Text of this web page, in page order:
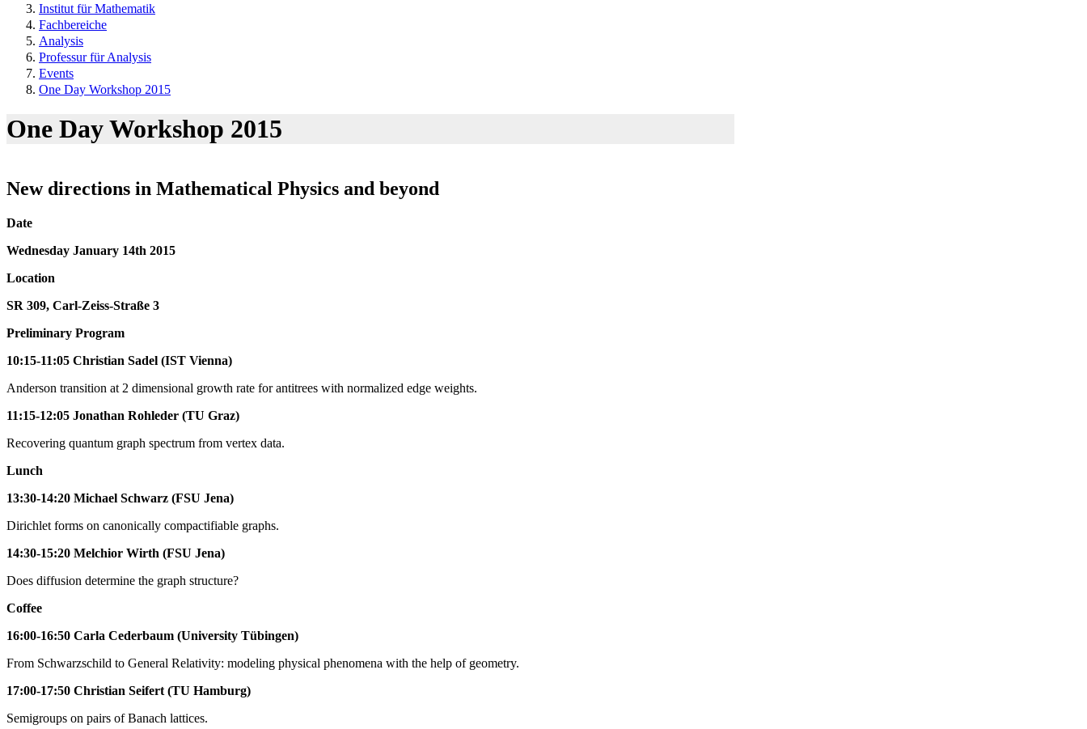
Institut für Mathematik
Fachbereiche
Analysis
Professur für Analysis
Events
One Day Workshop 2015
One Day Workshop 2015
New directions in Mathematical Physics and beyond
Date
Wednesday January 14th 2015
Location
SR 309, Carl-Zeiss-Straße 3
Preliminary Program
10:15-11:05 Christian Sadel (IST Vienna)
Anderson transition at 2 dimensional growth rate for antitrees with normalized edge weights.
11:15-12:05 Jonathan Rohleder (TU Graz)
Recovering quantum graph spectrum from vertex data.
Lunch
13:30-14:20 Michael Schwarz (FSU Jena)
Dirichlet forms on canonically compactifiable graphs.
14:30-15:20 Melchior Wirth (FSU Jena)
Does diffusion determine the graph structure?
Coffee
16:00-16:50 Carla Cederbaum (University Tübingen)
From Schwarzschild to General Relativity: modeling physical phenomena with the help of geometry.
17:00-17:50 Christian Seifert (TU Hamburg)
Semigroups on pairs of Banach lattices.